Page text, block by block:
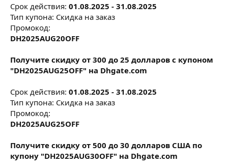
Срок действия: 01.08.2025 - 31.08.2025
Тип купона: Скидка на заказ
Промокод:
DH2025AUG20OFF
Получите скидку от 300 до 25 долларов с купоном
"DH2025AUG25OFF" на Dhgate.com
Срок действия: 01.08.2025 - 31.08.2025
Тип купона: Скидка на заказ
Промокод:
DH2025AUG25OFF
Получите скидку от 500 до 30 долларов США по
купону "DH2025AUG30OFF" на Dhgate.com